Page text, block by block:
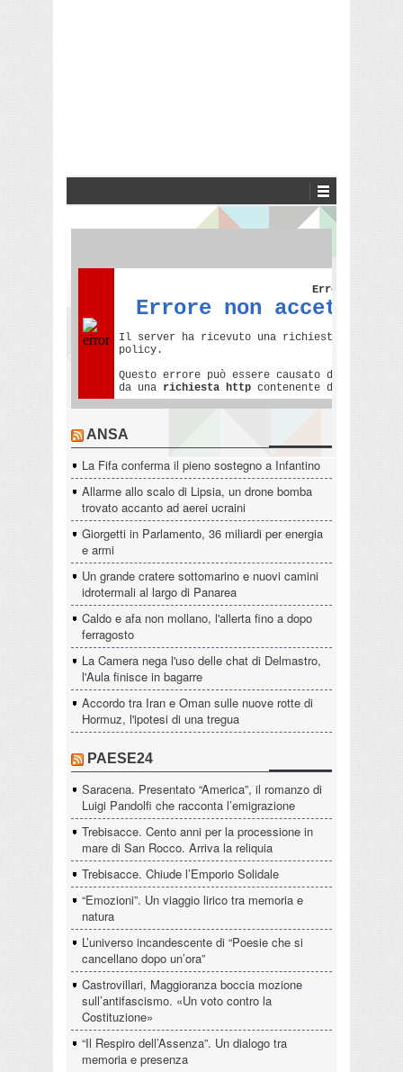
ANSA
La Fifa conferma il pieno sostegno a Infantino
Allarme allo scalo di Lipsia, un drone bomba
trovato accanto ad aerei ucraini
Giorgetti in Parlamento, 36 miliardi per energia
e armi
Un grande cratere sottomarino e nuovi camini
idrotermali al largo di Panarea
Caldo e afa non mollano, l'allerta fino a dopo
ferragosto
La Camera nega l'uso delle chat di Delmastro,
l'Aula finisce in bagarre
Accordo tra Iran e Oman sulle nuove rotte di
Hormuz, l'ipotesi di una tregua
PAESE24
Saracena. Presentato “America”, il romanzo di
Luigi Pandolfi che racconta l’emigrazione
Trebisacce. Cento anni per la processione in
mare di San Rocco. Arriva la reliquia
Trebisacce. Chiude l’Emporio Solidale
“Emozioni”. Un viaggio lirico tra memoria e
natura
L’universo incandescente di “Poesie che si
cancellano dopo un’ora”
Castrovillari, Maggioranza boccia mozione
sull’antifascismo. «Un voto contro la
Costituzione»
“Il Respiro dell’Assenza”. Un dialogo tra
memoria e presenza